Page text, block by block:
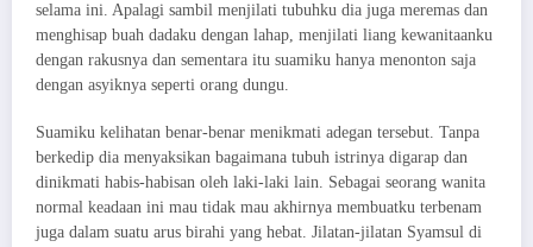
selama ini. Apalagi sambil menjilati tubuhku dia juga meremas dan
menghisap buah dadaku dengan lahap, menjilati liang kewanitaanku
dengan rakusnya dan sementara itu suamiku hanya menonton saja
dengan asyiknya seperti orang dungu.
Suamiku kelihatan benar-benar menikmati adegan tersebut. Tanpa
berkedip dia menyaksikan bagaimana tubuh istrinya digarap dan
dinikmati habis-habisan oleh laki-laki lain. Sebagai seorang wanita
normal keadaan ini mau tidak mau akhirnya membuatku terbenam
juga dalam suatu arus birahi yang hebat. Jilatan-jilatan Syamsul di